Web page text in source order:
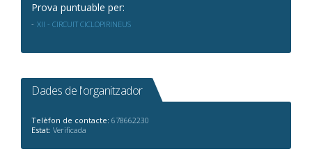
Prova puntuable per:
XII - CIRCUIT CICLOPIRINEUS
Dades de l'organitzador
Telèfon de contacte: 678662230
Estat: Verificada